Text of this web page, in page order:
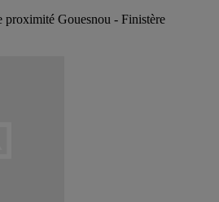
proximité Gouesnou - Finistère